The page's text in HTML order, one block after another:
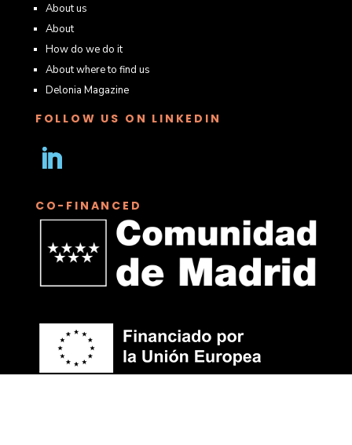
About us
About
How do we do it
About where to find us
Delonia Magazine
FOLLOW US ON LINKEDIN
CO-FINANCED